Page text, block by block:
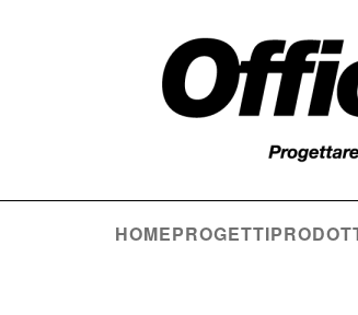
HOMEPROGETTI